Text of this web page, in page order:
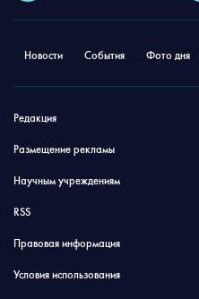
Новости События Фото дня
Редакция
Размещение рекламы
Научным учреждениям
RSS
Правовая информация
Условия использования